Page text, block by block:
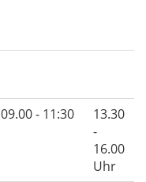
09.00 - 11:30
13.30
-
16.00
Uhr